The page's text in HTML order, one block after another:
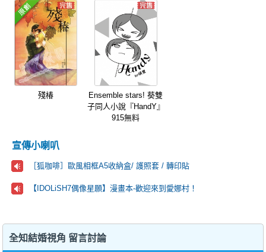
殘椿
Ensemble stars! 葵雙
子同人小說『HandY』
915無料
宣傳小喇叭
［狐咖啡］歐風相框A5收納盒/ 護照套 / 轉印貼
【IDOLiSH7偶像星願】漫畫本-歡迎來到愛娜村！
全知結婚視角 留言討論